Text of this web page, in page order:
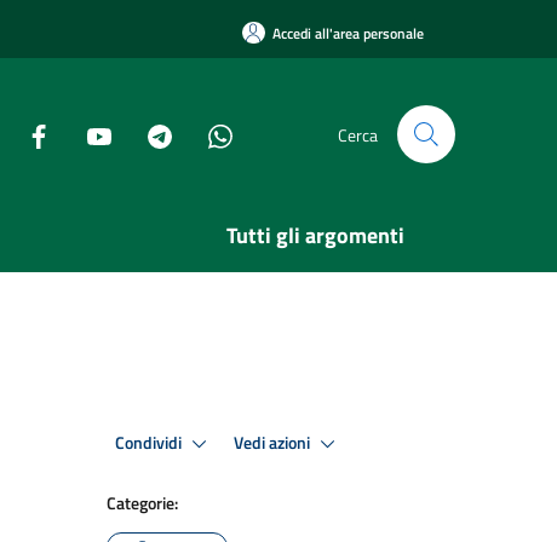
Accedi all'area personale
Cerca
Tutti gli argomenti
Condividi Vedi azioni
Categorie: